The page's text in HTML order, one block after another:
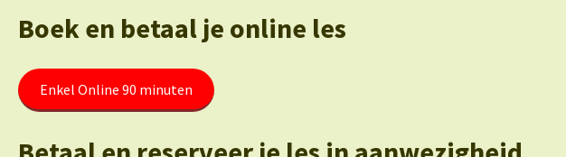
Boek en betaal je online les
Enkel Online 90 minuten